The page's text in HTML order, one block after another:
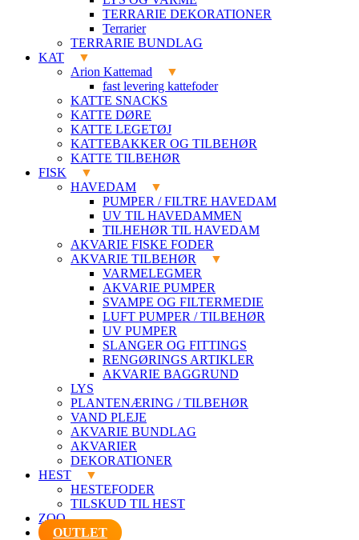
TERRARIE DEKORATIONER
Terrarier
TERRARIE BUNDLAG
KAT
Arion Kattemad
fast levering kattefoder
KATTE SNACKS
KATTE DØRE
KATTE LEGETØJ
KATTEBAKKER OG TILBEHØR
KATTE TILBEHØR
FISK
HAVEDAM
PUMPER / FILTRE HAVEDAM
UV TIL HAVEDAMMEN
TILHEHØR TIL HAVEDAM
AKVARIE FISKE FODER
AKVARIE TILBEHØR
VARMELEGMER
AKVARIE PUMPER
SVAMPE OG FILTERMEDIE
LUFT PUMPER / TILBEHØR
UV PUMPER
SLANGER OG FITTINGS
RENGØRINGS ARTIKLER
AKVARIE BAGGRUND
LYS
PLANTENÆRING / TILBEHØR
VAND PLEJE
AKVARIE BUNDLAG
AKVARIER
DEKORATIONER
HEST
HESTEFODER
TILSKUD TIL HEST
ZOO
OUTLET